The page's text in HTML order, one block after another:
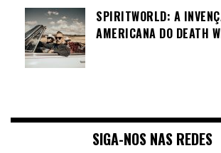
SPIRITWORLD: A
AMERICANA DO DEATH
SIGA-NOS NAS REDES